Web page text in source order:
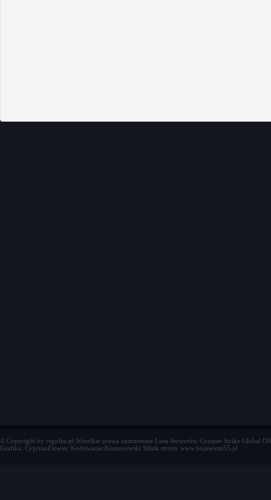
© Copyright by csgolist.pl Wszelkie prawa zastrzeżone Lista Serwerów Counter Strike Global
Grafika: CyprianZiewiec Kodowanie:Komorowski Silnik strony www.bojawiem55.pl